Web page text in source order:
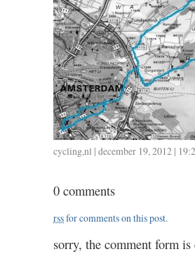
cycling,nl | december 19, 2012 |
0 comments
rssfor comments on this post.
sorry, the comment form